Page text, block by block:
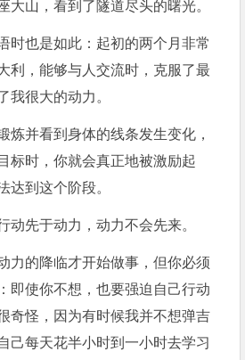
大山，看到了隧道尽头的曙光。
时也是如此：起初的两个月非常
利，能够与人交流时，克服了最
我很大的动力。
炼并看到身体的线条发生变化，
标时，你就会真正地被激励起
达到这个阶段。
动先于动力，动力不会先来。
力的降临才开始做事，但你必须
即使你不想，也要强迫自己行动
奇怪，因为有时候我并不想弹吉
己每天花半小时到一小时去学习